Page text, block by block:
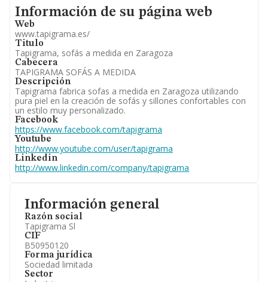
Información general
Razón social
Tapigrama Sl
CIF
B50950120
Forma jurídica
Sociedad limitada
Sector
Informacion de su página web
Información de su página web
Web
www.tapigrama.es/
Titulo
Tapigrama, sofás a medida en Zaragoza
Cabecera
TAPIGRAMA SOFÁS A MEDIDA
Descripción
Tapigrama fabrica sofas a medida en Zaragoza utilizando
pura piel en la creación de sofás y sillones confortables con
un estilo muy personalizado.
Facebook
https://www.facebook.com/tapigrama
Youtube
http://www.youtube.com/user/tapigrama
Linkedin
http://www.linkedin.com/company/tapigrama